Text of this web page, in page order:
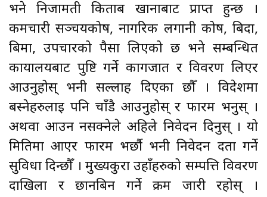
भने निजामती किताब खानाबाट प्राप्त हुन्छ ।
कर्मचारी सञ्चयकोष, नागरिक लगानी कोष, बिदा,
बिमा, उपचारको पैसा लिएको छ भने सम्बन्धित
कार्यालयबाट पुष्टि गर्ने कागजात र विवरण लिएर
आउनुहोस् भनी सल्लाह दिएका छौँ । विदेशमा
बस्नेहरुलाई पनि चाँडै आउनुहोस् र फारम भर्नुस् ।
अथवा आउन नसक्नेले अहिले निवेदन दिनुस् । यो
मितिमा आएर फारम भर्छौ भनी निवेदन दर्ता गर्ने
सुविधा दिन्छौँ । मुख्यकुरा उहाँहरुको सम्पत्ति विवरण
दाखिला र छानबिन गर्ने क्रम जारी रहोस् ।